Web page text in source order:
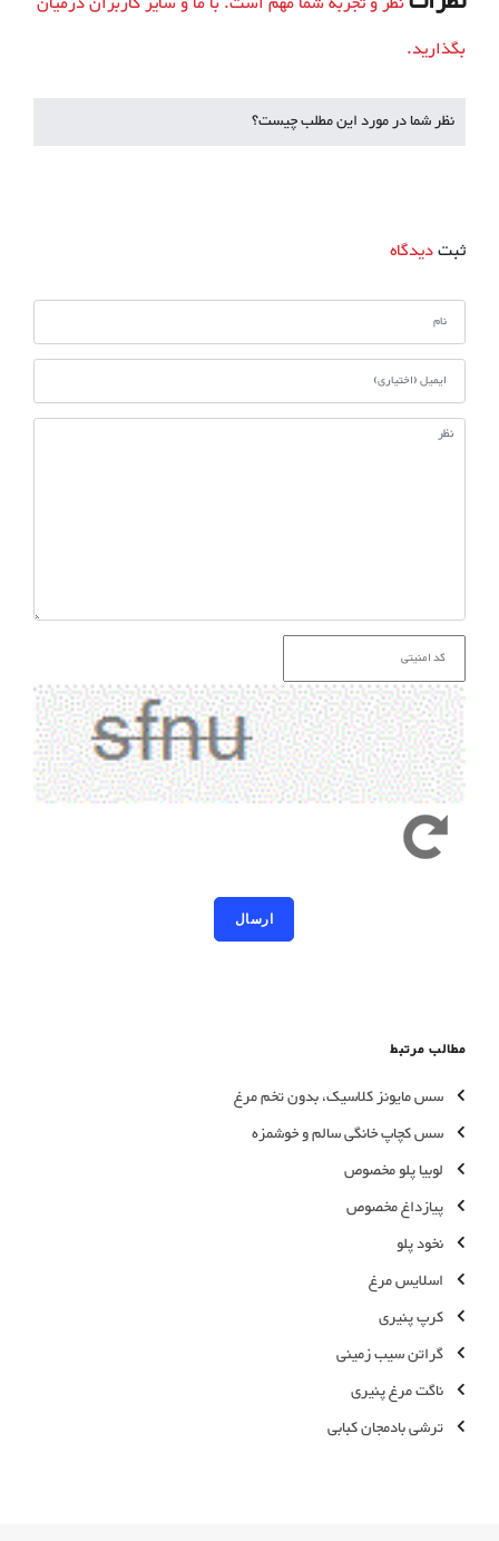
بگذارید.
نظر شما در مورد این مطلب چیست؟
ثبتدیدگاه
مطالب مرتبط
سس مایونز کلاسیک، بدون تخم مرغ
سس کچاپ خانگی سالم و خوشمزه
لوبیا پلو مخصوص
پیازداغ مخصوص
نخود پلو
اسلایس مرغ
کرپ پنیری
گراتن سیب زمینی
ناگت مرغ پنیری
ترشی بادمجان کبابی